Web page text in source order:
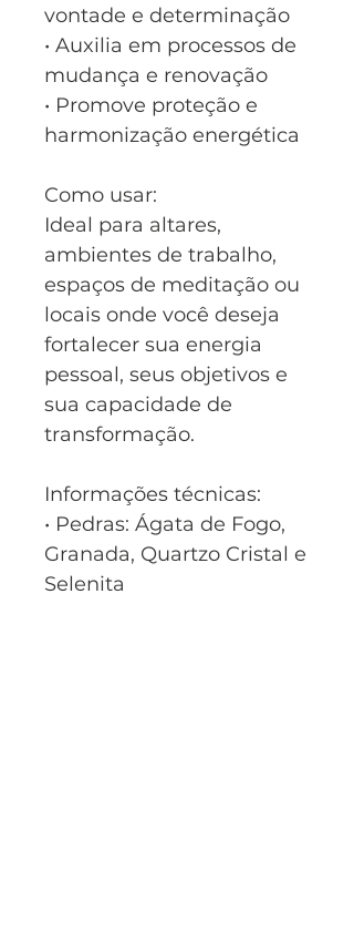
vontade e determinação
• Auxilia em processos de
mudança e renovação
• Promove proteção e
harmonização energética
Como usar:
Ideal para altares,
ambientes de trabalho,
espaços de meditação ou
locais onde você deseja
fortalecer sua energia
pessoal, seus objetivos e
sua capacidade de
transformação.
Informações técnicas:
• Pedras: Ágata de Fogo,
Granada, Quartzo Cristal e
Selenita